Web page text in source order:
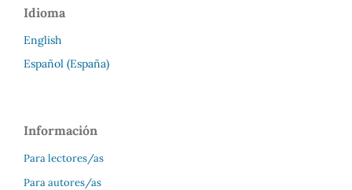
Idioma
English
Español (España)
Información
Para lectores/as
Para autores/as